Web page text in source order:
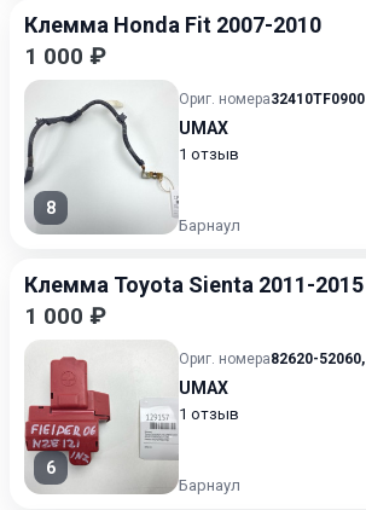
Клемма Honda Fit 2007-2010
1 000 ₽
8
Ориг. номера32410TF0900
UMAX
1 отзыв
Барнаул
Клемма Toyota Sienta 2011-2015
1 000 ₽
6
Ориг. номера82620-52060,
UMAX
1 отзыв
Барнаул